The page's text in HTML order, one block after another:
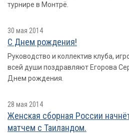
турнире в Монтрё.
30 мая 2014
С Днем рождения!
Руководство и коллектив клуба,
всей души поздравляют Егорова
Днем рождения.
28 мая 2014
Женская сборная России
матчем с Таиландом.